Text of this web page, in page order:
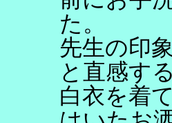
た。
先生の印
と直感す
白衣を着